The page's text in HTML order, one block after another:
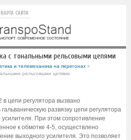
КАРТА САЙТА
с тональными рельсовыми цепями
и телемеханика на перегонах »
рельсовыми цепями
цепи регулятора вызвано
развязку цепи регулятора
При этом сопротивление
к обмотке 4-5, осуществлено
выходного усилителя. Это позволяет